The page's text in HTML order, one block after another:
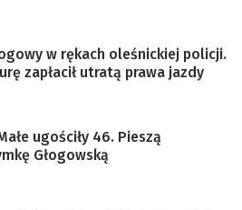
w rękach oleśnickiej policji.
zapłacił utratą prawa jazdy
ugościły 46. Pieszą
Głogowską